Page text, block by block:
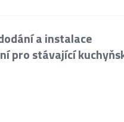
a instalace
pro stávající